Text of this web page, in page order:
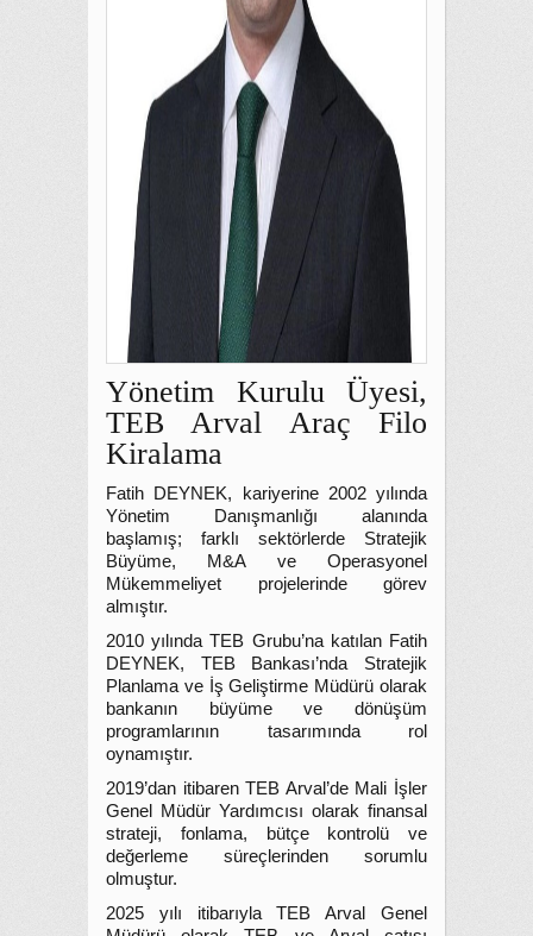
Yönetim Kurulu Üyesi,
TEB Arval Araç Filo
Kiralama
Fatih DEYNEK, kariyerine 2002 yılında
Yönetim Danışmanlığı alanında
başlamış; farklı sektörlerde Stratejik
Büyüme, M&A ve Operasyonel
Mükemmeliyet projelerinde görev
almıştır.
2010 yılında TEB Grubu’na katılan Fatih
DEYNEK, TEB Bankası’nda Stratejik
Planlama ve İş Geliştirme Müdürü olarak
bankanın büyüme ve dönüşüm
programlarının tasarımında rol
oynamıştır.
2019’dan itibaren TEB Arval’de Mali İşler
Genel Müdür Yardımcısı olarak finansal
strateji, fonlama, bütçe kontrolü ve
değerleme süreçlerinden sorumlu
olmuştur.
2025 yılı itibarıyla TEB Arval Genel